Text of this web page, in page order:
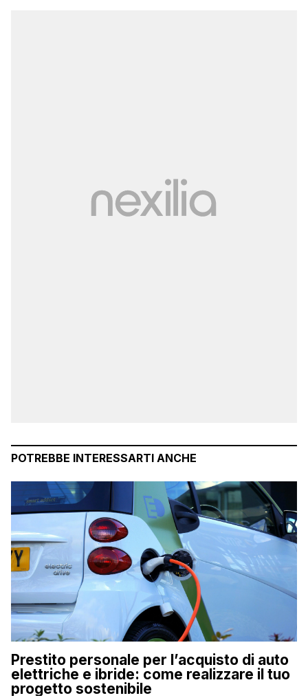
POTREBBE INTERESSARTI ANCHE
Prestito personale per l’acquisto di auto
elettriche e ibride: come realizzare il tuo
progetto sostenibile